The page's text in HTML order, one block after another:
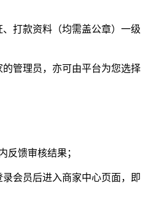
打款资料（均需盖公章）一级
管理员，亦可由平台为您选择
反馈审核结果；
会员后进入商家中心页面，即